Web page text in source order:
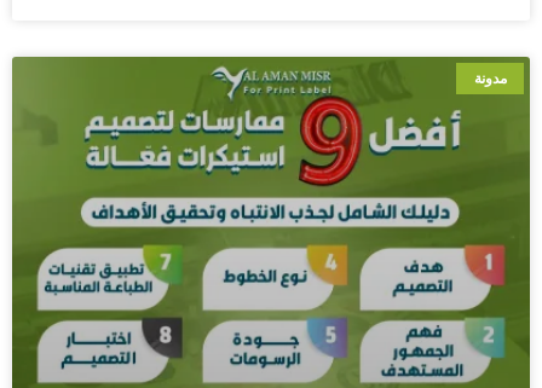
مدونة